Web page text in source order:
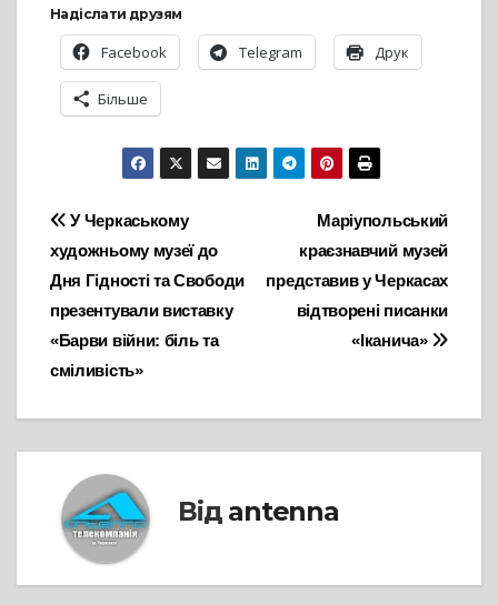
Надіслати друзям
Facebook Telegram Друк
Більше
Навігація
записів
Маріупольський
краєзнавчий музей
представив у Черкасах
відтворені писанки
«Іканича»
У Черкаському
художньому музеї до
Дня Гідності та Свободи
презентували виставку
«Барви війни: біль та
сміливість»
Від antenna